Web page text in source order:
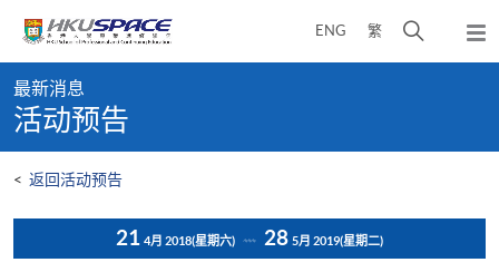
content
ENG 繁
开
弹
出
content
start
最新消息
活动预告
< 返回活动预告
21 4月 2018(星期六) 28 5月 2019(星期二)